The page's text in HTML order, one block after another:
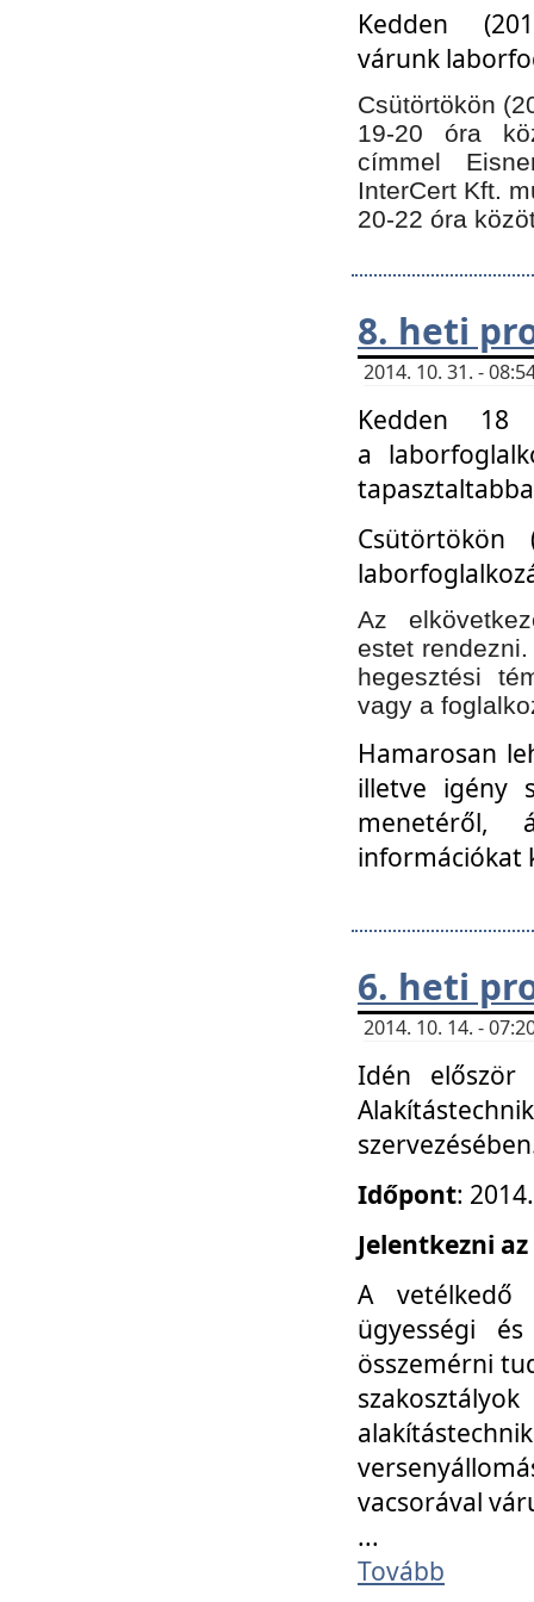
Kedden
várunk
Csütörtökön
19-20 óra
címmel
InterCert Kft.
20-22 óra
8. heti
2014. 10. 31. -
Kedden 18
a
Az
estet
hegesztési
vagy a
Hamarosan
illetve igény
menetéről,
információkat
6. heti
2014. 10. 14. -
Idén
Időpont:
Jelentkezni az
A vetélkedő
ügyességi
összemérni
vacsorával
...
Tovább